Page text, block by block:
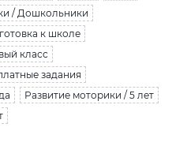
/ Дошкольники
к школе
класс
задания
Развитие моторики / 5 лет